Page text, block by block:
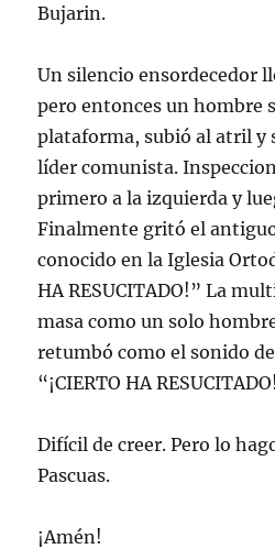
Bujarin.
Un silencio ensordecedor
pero entonces un hombre
plataforma, subió al atril y
líder comunista.
primero a la izquierda y
Finalmente gritó el
conocido en la Iglesia
HA RESUCITADO!” La
masa como un solo
retumbó como el sonido
“¡CIERTO HA
Difícil de creer. Pero lo
Pascuas.
¡Amén!